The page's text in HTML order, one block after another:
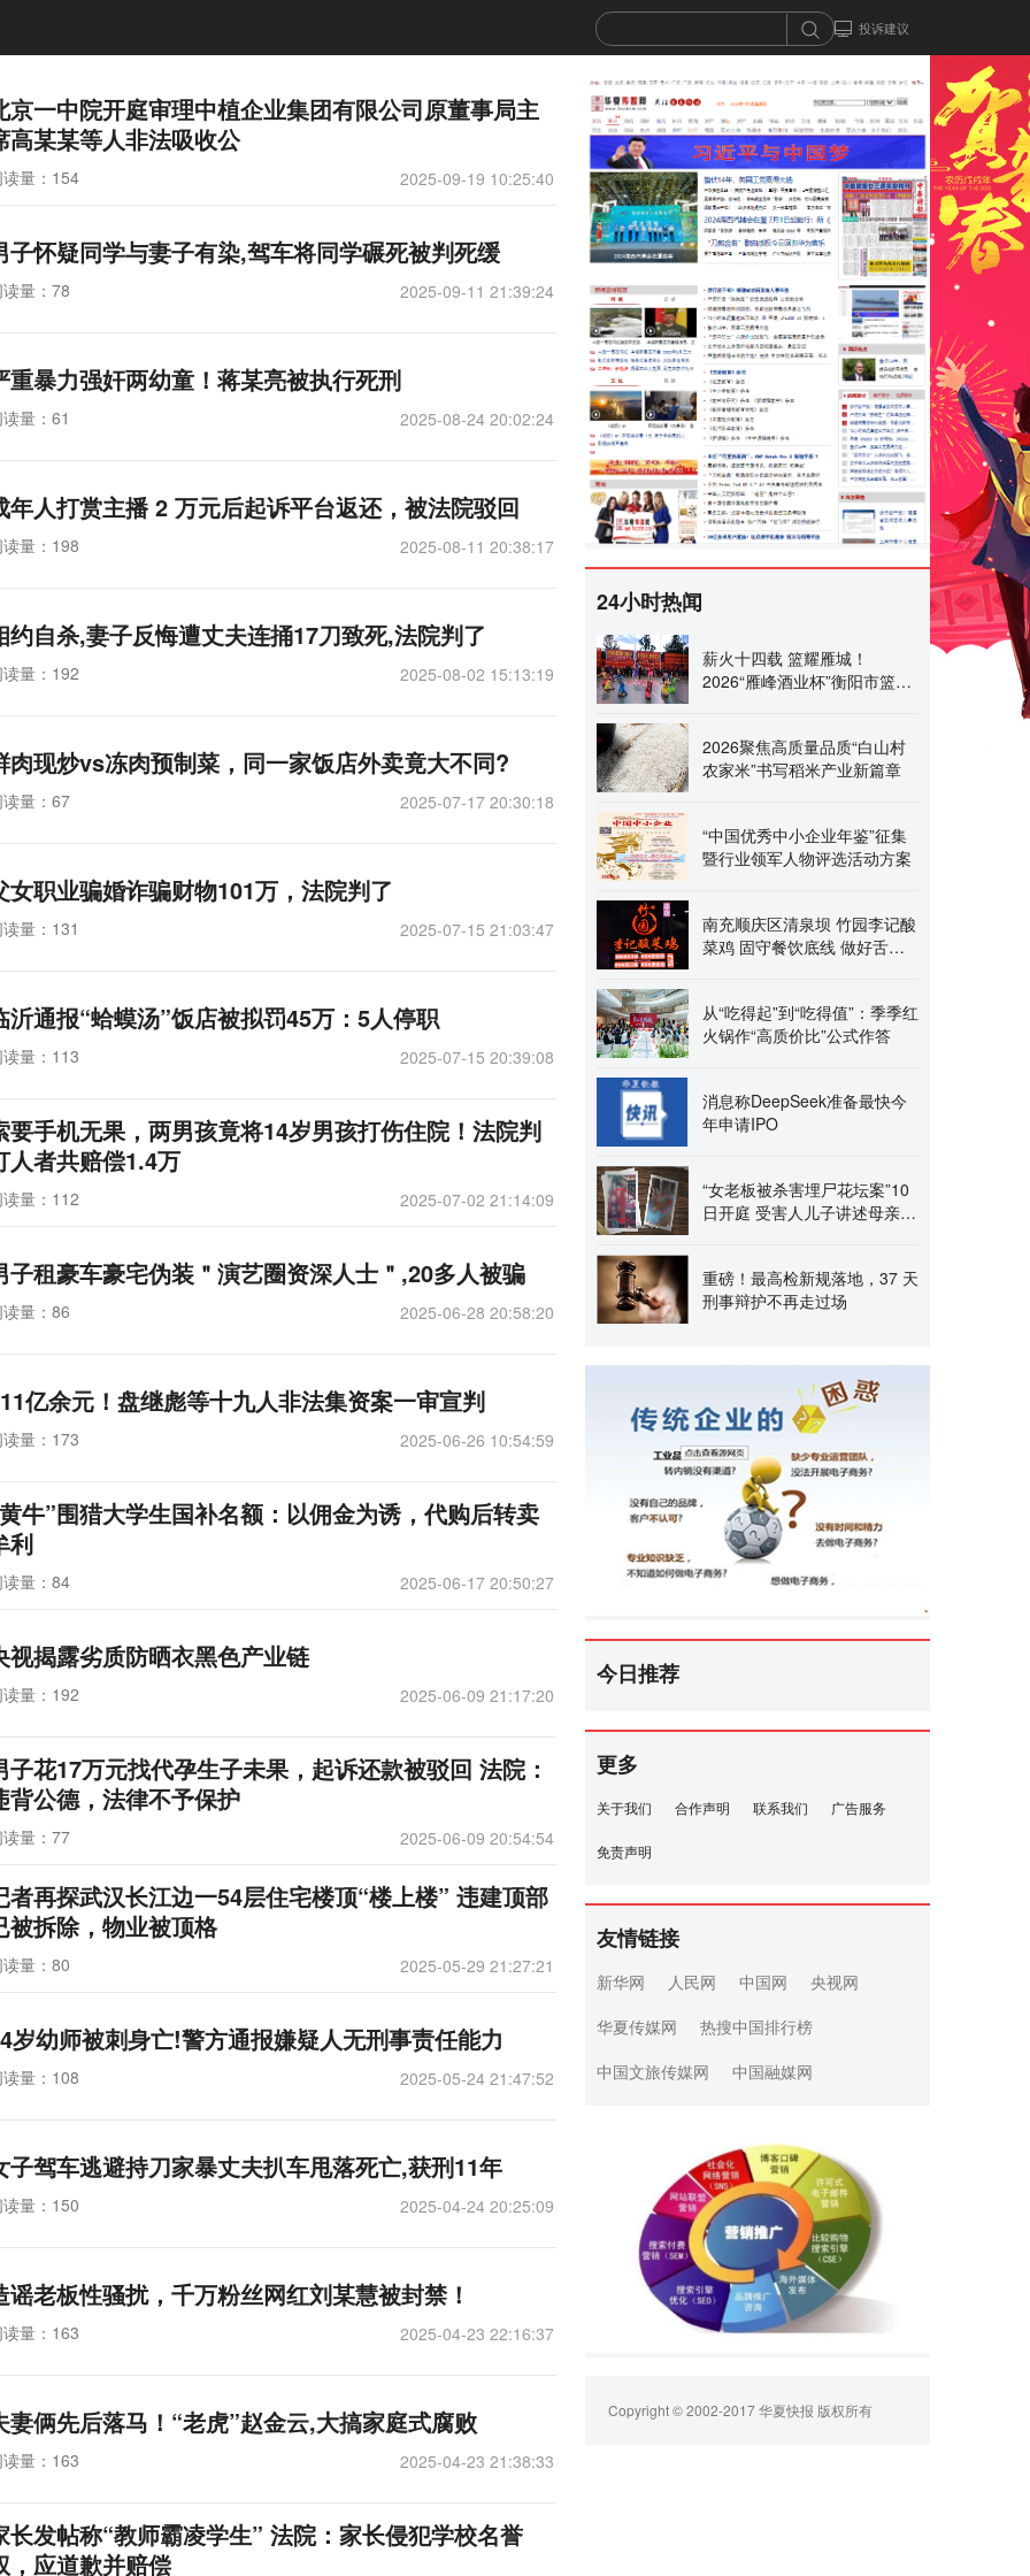
投诉建议
京一中院开庭审理中植企业集团有限公司原董事局主
高某某等人非法吸收公
量：154 2025-09-19 10:25:40
子怀疑同学与妻子有染,驾车将同学碾死被判死缓
量：78 2025-09-11 21:39:24
重暴力强奸两幼童！蒋某亮被执行死刑
量：61 2025-08-24 20:02:24
年人打赏主播 2 万元后起诉平台返还，被法院驳回
量：198 2025-08-11 20:38:17
约自杀,妻子反悔遭丈夫连捅17刀致死,法院判了
量：192 2025-08-02 15:13:19
肉现炒vs冻肉预制菜，同一家饭店外卖竟大不同?
量：67 2025-07-17 20:30:18
女职业骗婚诈骗财物101万，法院判了
量：131 2025-07-15 21:03:47
沂通报“蛤蟆汤”饭店被拟罚45万：5人停职
量：113 2025-07-15 20:39:08
要手机无果，两男孩竟将14岁男孩打伤住院！法院判
人者共赔偿1.4万
量：112 2025-07-02 21:14:09
子租豪车豪宅伪装＂演艺圈资深人士＂,20多人被骗
量：86 2025-06-28 20:58:20
亿余元！盘继彪等十九人非法集资案一审宣判
量：173 2025-06-26 10:54:59
牛”围猎大学生国补名额：以佣金为诱，代购后转卖
利
量：84 2025-06-17 20:50:27
视揭露劣质防晒衣黑色产业链
量：192 2025-06-09 21:17:20
子花17万元找代孕生子未果，起诉还款被驳回 法院：
背公德，法律不予保护
量：77 2025-06-09 20:54:54
者再探武汉长江边一54层住宅楼顶“楼上楼” 违建顶部
被拆除，物业被顶格
量：80 2025-05-29 21:27:21
岁幼师被刺身亡!警方通报嫌疑人无刑事责任能力
量：108 2025-05-24 21:47:52
子驾车逃避持刀家暴丈夫扒车甩落死亡,获刑11年
量：150 2025-04-24 20:25:09
谣老板性骚扰，千万粉丝网红刘某慧被封禁！
量：163 2025-04-23 22:16:37
妻俩先后落马！“老虎”赵金云,大搞家庭式腐败
量：163 2025-04-23 21:38:33
长发帖称“教师霸凌学生” 法院：家长侵犯学校名誉
，应道歉并赔偿
24小时热闻
薪火十四载 篮耀雁城！
2026“雁峰酒业杯”衡阳市篮球
2026聚焦高质量品质“白山村
农家米”书写稻米产业新篇章
“中国优秀中小企业年鉴”征集
暨行业领军人物评选活动方案
南充顺庆区清泉坝 竹园李记酸
菜鸡 固守餐饮底线 做好舌尖
从“吃得起”到“吃得值”：季季红
火锅作“高质价比”公式作答
消息称DeepSeek准备最快今
年申请IPO
“女老板被杀害埋尸花坛案”10
日开庭 受害人儿子讲述母亲遇
重磅！最高检新规落地，37 天
刑事辩护不再走过场
今日推荐
更多
关于我们 合作声明 联系我们 广告服务
免责声明
友情链接
新华网 人民网 中国网
央视网
华夏传媒网
热搜中国排行榜
中国文旅传媒网
中国融媒网
Copyright © 2002-2017 华夏快报 版权所有